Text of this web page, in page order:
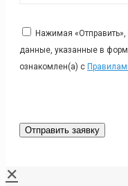
Нажимая
данные, указанные в
ознакомлен(а) с
✕